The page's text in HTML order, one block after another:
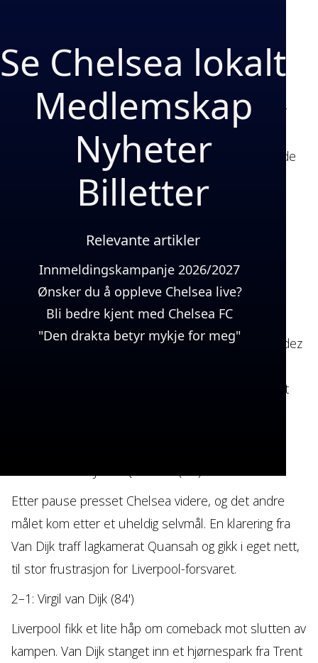
Se Chelsea lokalt
Medlemskap
Nyheter
Billetter
Relevante artikler
Innmeldingskampanje 2026/2027
Ønsker du å oppleve Chelsea live?
Bli bedre kjent med Chelsea FC
"Den drakta betyr mykje for meg"
Chelsea leverte en av sine sterkeste prestasjoner
denne sesongen da de slo Premier League-
mesterne Liverpool 3–1. Med denne seieren tok de
et stort steg mot å sikre en plass i Champions
League for neste sesong.
Mål og høydepunkter
1–0: Enzo Fernández (3')
Kampen startet i høyt tempo, og Chelsea tok
ledelsen allerede etter tre minutter. Enzo Fernández
skudd som gikk forbi Alisson og inn i hjørnet. Målet
Etter pause presset Chelsea videre, og det andre
målet kom etter et uheldig selvmål. En klarering fra
Van Dijk traff lagkamerat Quansah og gikk i eget nett,
til stor frustrasjon for Liverpool-forsvaret.
2–1: Virgil van Dijk (84')
Liverpool fikk et lite håp om comeback mot slutten av
kampen. Van Dijk stanget inn et hjørnespark fra Trent